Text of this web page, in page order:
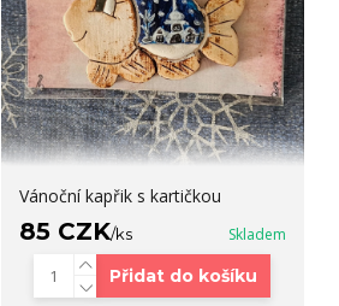
Vánoční kapřik s kartičkou
85 CZK/ks Skladem
Přidat do košíku